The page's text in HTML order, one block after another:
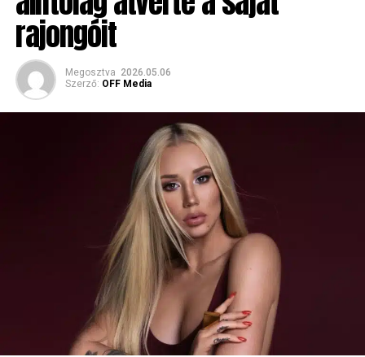
rajongóit
Megosztva 2026.05.06
Szerző: OFF Media